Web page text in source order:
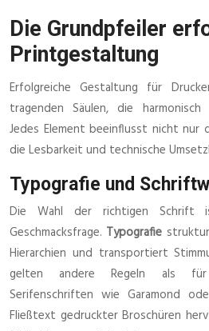
Die Grundpfeiler
Printgestaltung
Erfolgreiche Gestaltung für
tragenden Säulen, die harmonisch
Jedes Element beeinflusst nicht nur
die Lesbarkeit und technische
Typografie und
Die Wahl der richtigen
Geschmacksfrage. Typografie
Hierarchien und transportiert
gelten andere Regeln als für
Serifenschriften wie Garamond
Fließtext gedruckter Broschüren